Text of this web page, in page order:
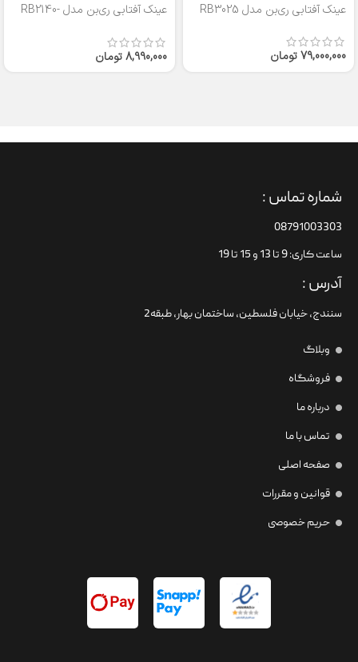
عینک آفتابی ری‌بن مدل RB3025
79,000,000تومان
عینک آفتابی ری‌بن مدل RB2140-
8,990,000تومان
شماره تماس :
08791003303
ساعت کاری: 9 تا 13 و 15 تا 19
آدرس :
سنندج، خیابان فلسطین،‌ ساختمان بهار، طبقه2
وبلاگ
فروشگاه
درباره ما
تماس با ما
صفحه اصلی
قوانین و مقررات
حریم خصوصی